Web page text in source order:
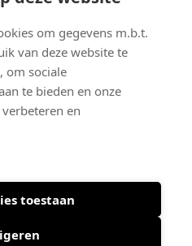
om gegevens m.b.t.
van deze website te
om sociale
te bieden en onze
en
toestaan
Antwerpen (België)
voorwaarden